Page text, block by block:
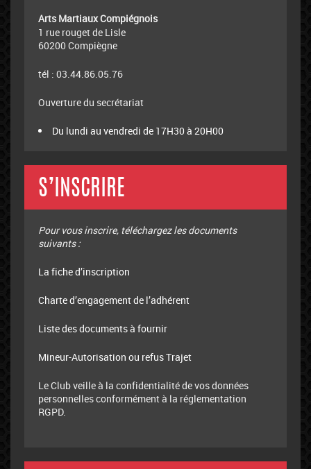
Arts Martiaux Compiégnois
1 rue rouget de Lisle
60200 Compiègne
tél : 03.44.86.05.76
Ouverture du secrétariat
Du lundi au vendredi de 17H30 à 20H00
S’INSCRIRE
Pour vous inscrire, téléchargez les documents
suivants :
La fiche d’inscription
Charte d’engagement de l’adhérent
Liste des documents à fournir
Mineur-Autorisation ou refus Trajet
Le Club veille à la confidentialité de vos données
personnelles conformément à la réglementation
RGPD.